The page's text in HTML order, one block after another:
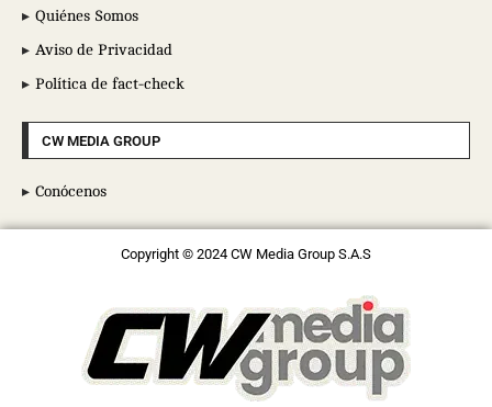
Quiénes Somos
Aviso de Privacidad
Política de fact-check
CW MEDIA GROUP
Conócenos
Copyright © 2024 CW Media Group S.A.S